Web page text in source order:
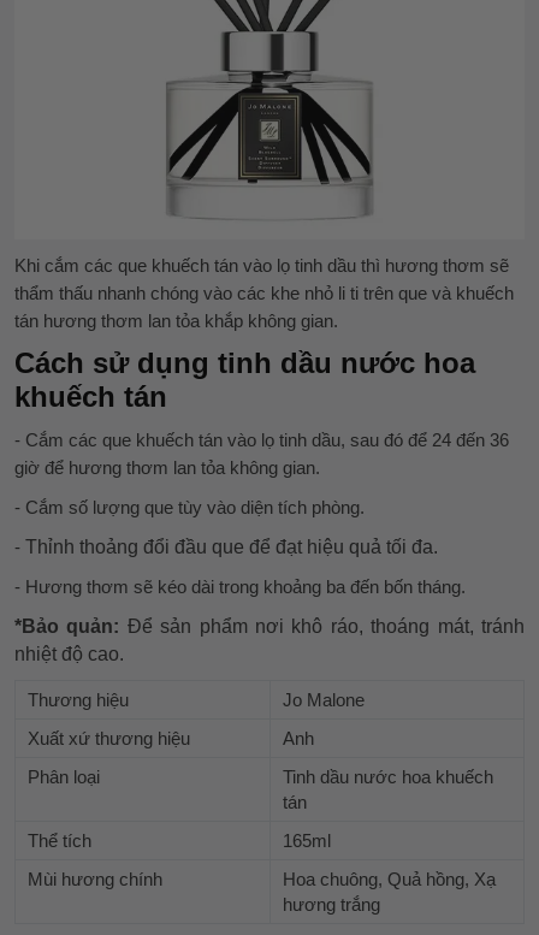
Khi cắm các que khuếch tán vào lọ tinh dầu thì hương thơm sẽ
thẩm thấu nhanh chóng vào các khe nhỏ li ti trên que và khuếch
tán hương thơm lan tỏa khắp không gian.
Cách sử dụng tinh dầu nước hoa
khuếch tán
- Cắm các que khuếch tán vào lọ tinh dầu, sau đó để 24 đến 36
giờ để hương thơm lan tỏa không gian.
- Cắm số lượng que tùy vào diện tích phòng.
- Thỉnh thoảng đổi đầu que để đạt hiệu quả tối đa.
- Hương thơm sẽ kéo dài trong khoảng ba đến bốn tháng.
*Bảo quản: Để sản phẩm nơi khô ráo, thoáng mát, tránh
nhiệt độ cao.
Thương hiệu
Jo Malone
Xuất xứ thương hiệu
Anh
Phân loại
Tinh dầu nước hoa khuếch
tán
Thể tích
165ml
Mùi hương chính
Hoa chuông, Quả hồng, Xạ
hương trắng